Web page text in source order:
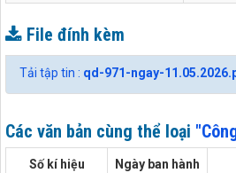
File đính kèm
Tải tập tin : qd-971-ngay-
Các văn bản cùng thể loại
Số kí hiệu Ngày ban hành